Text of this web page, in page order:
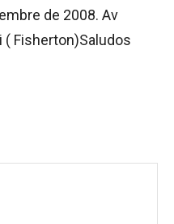
de 2008. Av
( Fisherton)Saludos